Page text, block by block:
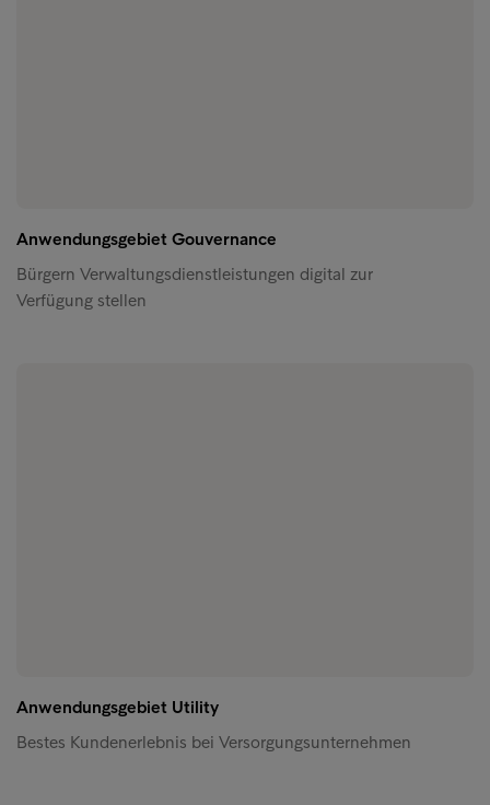
Anwendungsgebiet Gouvernance
Bürgern Verwaltungsdienstleistungen digital zur
Verfügung stellen
Anwendungsgebiet Utility
Bestes Kundenerlebnis bei Versorgungsunternehmen